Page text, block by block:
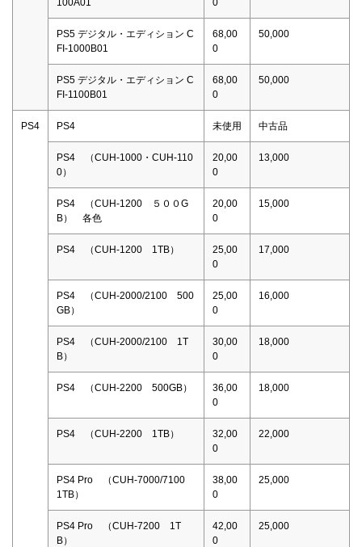
PS5 デジタル・エディション C
FI-1000B01
68,00
0
50,000
PS5 デジタル・エディション C
FI-1100B01
68,00
0
50,000
PS4 PS4 未使用 中古品
PS4 （CUH-1000・CUH-110
0）
20,00
0
13,000
PS4 （CUH-1200 ５００G
B） 各色
20,00
0
15,000
PS4 （CUH-1200 1TB）
25,00
0
17,000
PS4 （CUH-2000/2100 500
GB）
25,00
0
16,000
PS4 （CUH-2000/2100 1T
B）
30,00
0
18,000
PS4 （CUH-2200 500GB）
36,00
0
18,000
PS4 （CUH-2200 1TB）
32,00
0
22,000
PS4 Pro （CUH-7000/7100
1TB）
38,00
0
25,000
PS4 Pro （CUH-7200 1T
B）
42,00
0
25,000